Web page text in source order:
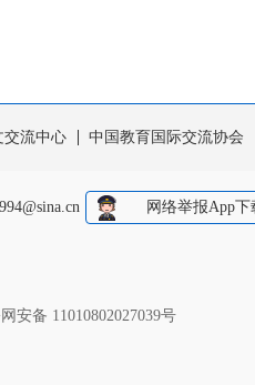
交流中心 中国教育国际交流协会
中国互联网举报
安备 11010802027039号